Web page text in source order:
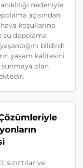
nedeniyle
açısından
koşullarına
su depolama
bildirdi.
yaşam kalitesini
olan
ve